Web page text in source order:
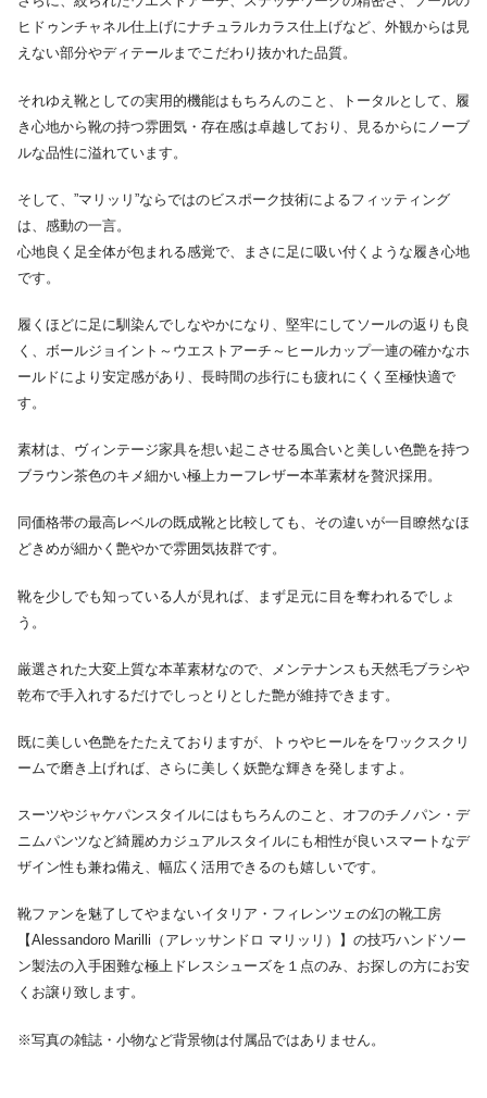
ヒドゥンチャネル仕上げにナチュラルカラス仕上げなど、外観からは見
えない部分やディテールまでこだわり抜かれた品質。
それゆえ靴としての実用的機能はもちろんのこと、トータルとして、履
き心地から靴の持つ雰囲気・存在感は卓越しており、見るからにノーブ
ルな品性に溢れています。
そして、”マリッリ”ならではのビスポーク技術によるフィッティング
は、感動の一言。
心地良く足全体が包まれる感覚で、まさに足に吸い付くような履き心地
です。
履くほどに足に馴染んでしなやかになり、堅牢にしてソールの返りも良
く、ボールジョイント～ウエストアーチ～ヒールカップ一連の確かなホ
ールドにより安定感があり、長時間の歩行にも疲れにくく至極快適で
す。
素材は、ヴィンテージ家具を想い起こさせる風合いと美しい色艶を持つ
ブラウン茶色のキメ細かい極上カーフレザー本革素材を贅沢採用。
同価格帯の最高レベルの既成靴と比較しても、その違いが一目瞭然なほ
どきめが細かく艶やかで雰囲気抜群です。
靴を少しでも知っている人が見れば、まず足元に目を奪われるでしょ
う。
厳選された大変上質な本革素材なので、メンテナンスも天然毛ブラシや
乾布で手入れするだけでしっとりとした艶が維持できます。
既に美しい色艶をたたえておりますが、トゥやヒールををワックスクリ
ームで磨き上げれば、さらに美しく妖艶な輝きを発しますよ。
スーツやジャケパンスタイルにはもちろんのこと、オフのチノパン・デ
ニムパンツなど綺麗めカジュアルスタイルにも相性が良いスマートなデ
ザイン性も兼ね備え、幅広く活用できるのも嬉しいです。
靴ファンを魅了してやまないイタリア・フィレンツェの幻の靴工房
【Alessandoro Marilli（アレッサンドロ マリッリ）】の技巧ハンドソー
ン製法の入手困難な極上ドレスシューズを１点のみ、お探しの方にお安
くお譲り致します。
※写真の雑誌・小物など背景物は付属品ではありません。